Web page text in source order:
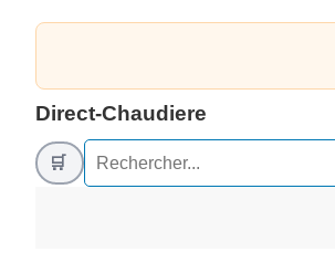
Direct-Chaudiere
🛒